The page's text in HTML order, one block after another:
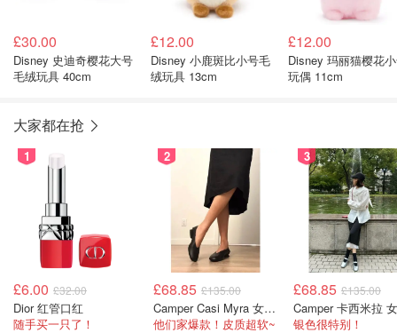
£30.00
Disney 史迪奇樱花大号
毛绒玩具 40cm
£12.00
Disney 小鹿斑比小号毛
绒玩具 13cm
£12.00
Disney 玛丽猫樱花
玩偶 11cm
大家都在抢
1
£6.00 £32.00
Dior 红管口红
随手买一只了！
2
£68.85 £135.00
Camper Casi Myra 女士乐福鞋
他们家爆款！皮质超软~
3
£68.85 £135.00
银色很特别！